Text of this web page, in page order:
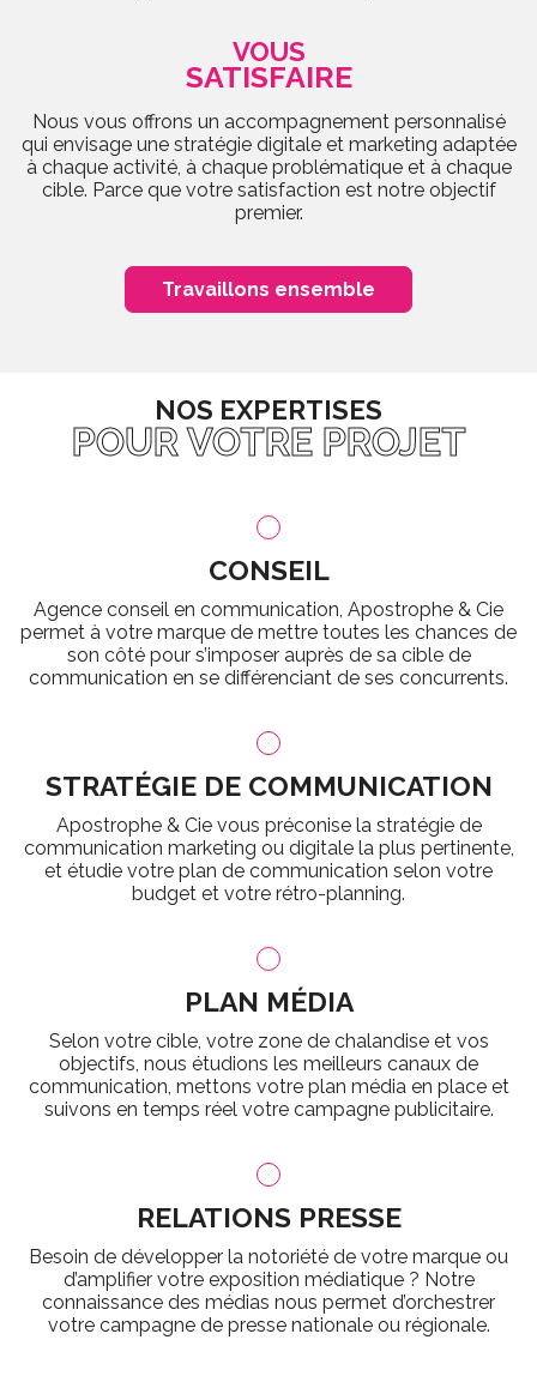
VOUS
SATISFAIRE
Nous vous offrons un accompagnement personnalisé
qui envisage une stratégie digitale et marketing adaptée
à chaque activité, à chaque problématique et à chaque
cible. Parce que votre satisfaction est notre objectif
premier.
Travaillons ensemble
NOS EXPERTISES
POUR VOTRE PROJET
CONSEIL
Agence conseil en communication, Apostrophe & Cie
permet à votre marque de mettre toutes les chances de
son côté pour s’imposer auprès de sa cible de
communication en se différenciant de ses concurrents.
STRATÉGIE DE COMMUNICATION
Apostrophe & Cie vous préconise la stratégie de
communication marketing ou digitale la plus pertinente,
et étudie votre plan de communication selon votre
budget et votre rétro-planning.
PLAN MÉDIA
Selon votre cible, votre zone de chalandise et vos
objectifs, nous étudions les meilleurs canaux de
communication, mettons votre plan média en place et
suivons en temps réel votre campagne publicitaire.
RELATIONS PRESSE
Besoin de développer la notoriété de votre marque ou
d’amplifier votre exposition médiatique ? Notre
connaissance des médias nous permet d’orchestrer
votre campagne de presse nationale ou régionale.